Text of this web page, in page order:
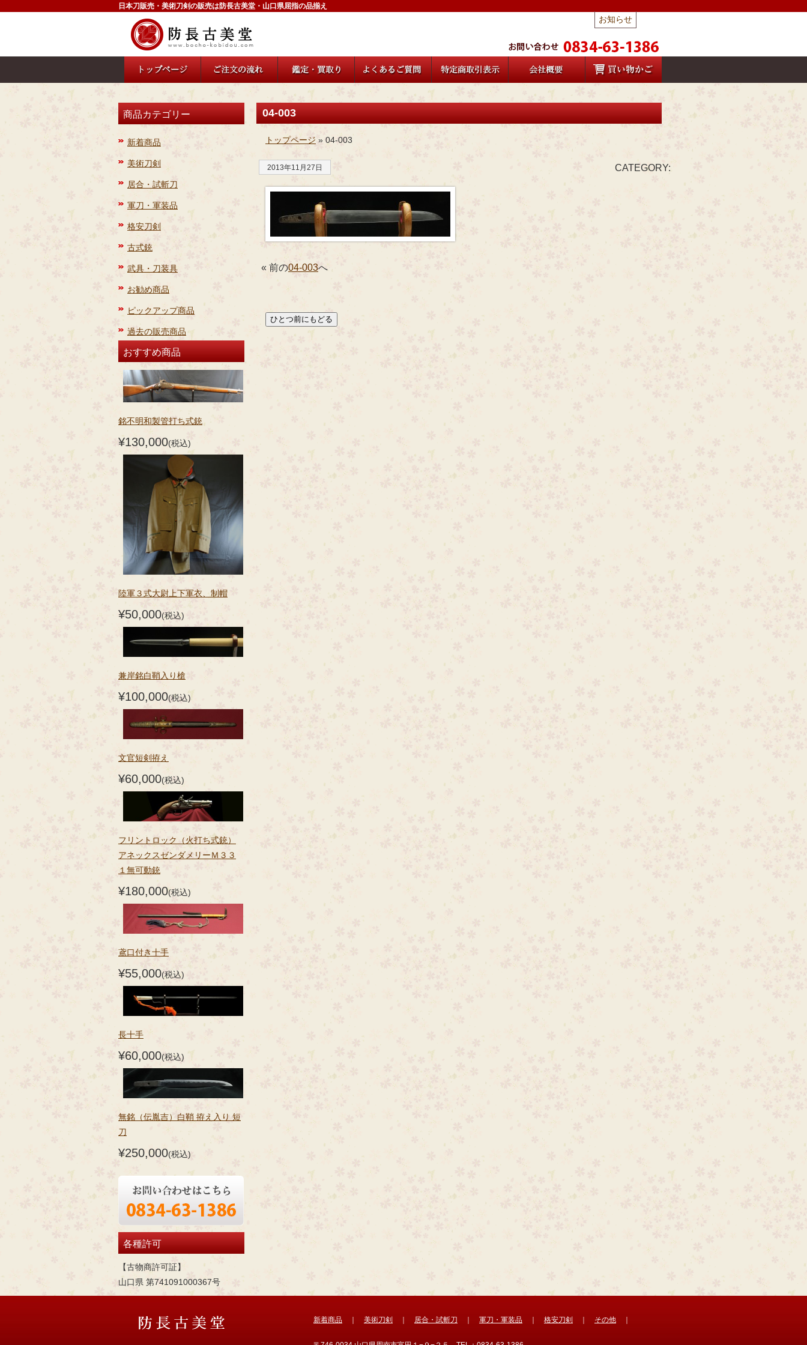
日本刀販売・美術刀剣の販売は防長古美堂・山口県屈指の品揃え
お知らせ
商品カテゴリー
新着商品
美術刀剣
居合・試斬刀
軍刀・軍装品
格安刀剣
古式銃
武具・刀装具
お勧め商品
ピックアップ商品
過去の販売商品
おすすめ商品
銘不明和製管打ち式銃
¥130,000(税込)
陸軍３式大尉上下軍衣、制帽
¥50,000(税込)
兼岸銘白鞘入り槍
¥100,000(税込)
文官短剣拵え
¥60,000(税込)
フリントロック（火打ち式銃）
アネックスゼンダメリーＭ３３
１無可動銃
¥180,000(税込)
鳶口付き十手
¥55,000(税込)
長十手
¥60,000(税込)
無銘（伝胤吉）白鞘 拵え入り 短
刀
¥250,000(税込)
各種許可
【古物商許可証】
山口県 第741091000367号
04-003
トップページ » 04-003
CATEGORY:
2013年11月27日
« 前の04-003へ
新着商品 美術刀剣 居合・試斬刀 軍刀・軍装品 格安刀剣 その他